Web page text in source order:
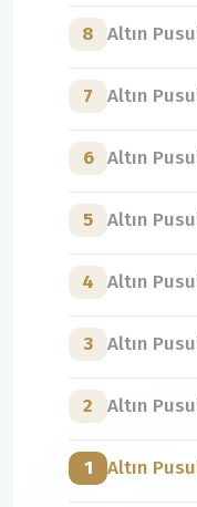
8 Altın
7 Altın
6 Altın
5 Altın
4 Altın
3 Altın
2 Altın
1 Altın